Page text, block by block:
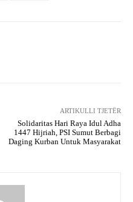
ARTIKULLI TJETËR
Solidaritas Hari Raya Idul Adha
1447 Hijriah, PSI Sumut Berbagi
Daging Kurban Untuk Masyarakat